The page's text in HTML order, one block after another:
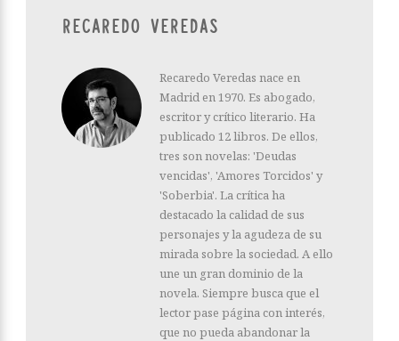
RECAREDO VEREDAS
Recaredo Veredas nace en
Madrid en 1970. Es abogado,
escritor y crítico literario. Ha
publicado 12 libros. De ellos,
tres son novelas: 'Deudas
vencidas', 'Amores Torcidos' y
'Soberbia'. La crítica ha
destacado la calidad de sus
personajes y la agudeza de su
mirada sobre la sociedad. A ello
une un gran dominio de la
novela. Siempre busca que el
lector pase página con interés,
que no pueda abandonar la